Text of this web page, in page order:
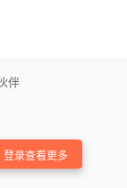
伴
登录查看更多